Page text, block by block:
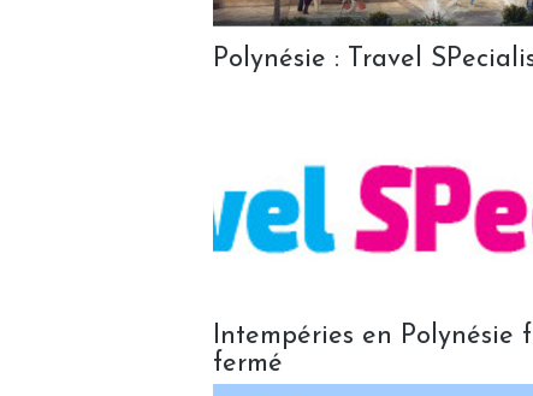
Polynésie : Travel
Intempéries en Polynésie
fermé